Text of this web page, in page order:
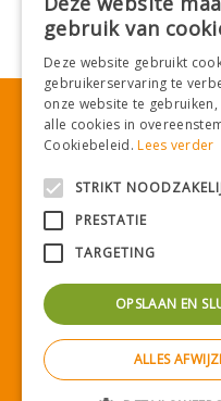
gebruik van
Deze website gebruikt
gebruikerservaring te
onze website te
alle cookies in
Cookiebeleid.Lees verder
STRIKT
PRESTATIE
TARGETING
OPSLAAN EN
ALLES